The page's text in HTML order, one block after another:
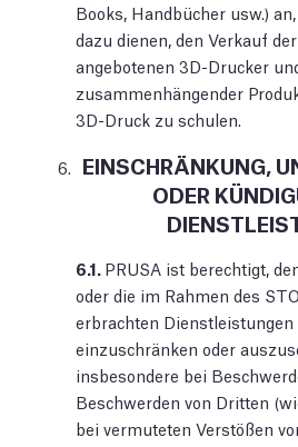
Books, Handbücher usw.)
dazu dienen, den Verkauf
angebotenen 3D-Drucker
zusammenhängender
3D-Druck zu schulen.
EINSCHRÄNKUNG,
ODER
6.1. PRUSA ist berechtigt,
oder die im Rahmen des
erbrachten Dienstleistungen
einzuschränken oder
insbesondere bei
Beschwerden von Dritten
bei vermuteten Verstößen